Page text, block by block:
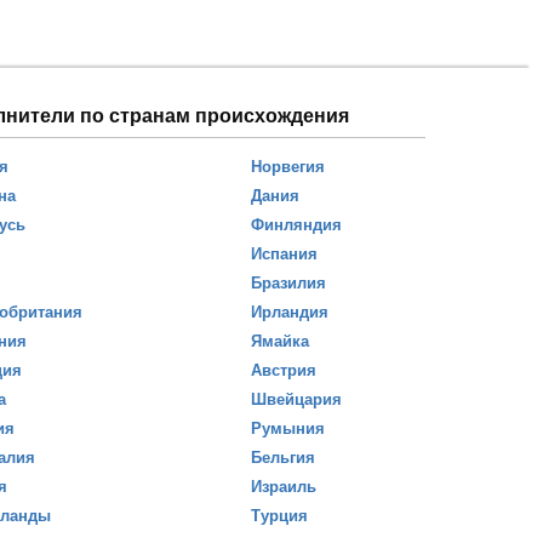
по странам происхождения
Норвегия
Дания
Финляндия
Испания
Бразилия
Ирландия
Ямайка
Австрия
Швейцария
Румыния
Бельгия
Израиль
Турция